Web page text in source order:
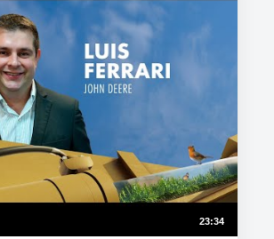
23:34